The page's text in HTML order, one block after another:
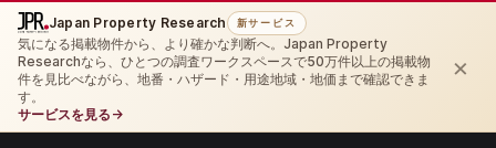
Japan Property Research 新サービス
気になる掲載物件から、より確かな判断へ。Japan Property
Researchなら、ひとつの調査ワークスペースで50万件以上の掲載物
件を見比べながら、地番・ハザード・用途地域・地価まで確認できま
す。
サービスを見る →
×